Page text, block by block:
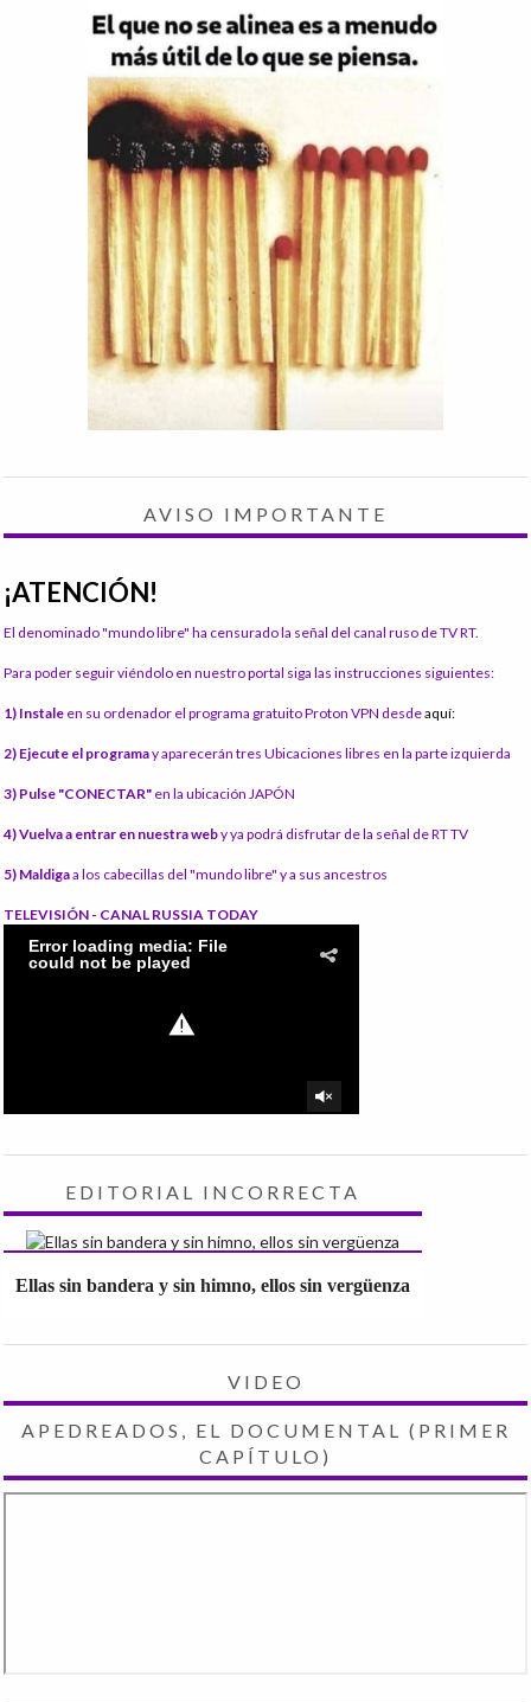
AVISO IMPORTANTE
¡ATENCIÓN!
El denominado "mundo libre" ha censurado la señal del canal ruso de TV RT.
Para poder seguir viéndolo en nuestro portal siga las instrucciones siguientes:
1) Instale en su ordenador el programa gratuito Proton VPN desdeaquí:
2) Ejecute el programay aparecerán tres Ubicaciones libres en la parte izquierda
3) Pulse "CONECTAR" en la ubicación JAPÓN
4) Vuelva a entrar en nuestra weby ya podrá disfrutar de la señal de RT TV
5) Maldigaa los cabecillas del "mundo libre" y a sus ancestros
TELEVISIÓN - CANAL RUSSIA TODAY
EDITORIAL INCORRECTA
Ellas sin bandera y sin himno, ellos sin vergüenza
VIDEO
APEDREADOS, EL DOCUMENTAL (PRIMER
CAPÍTULO)